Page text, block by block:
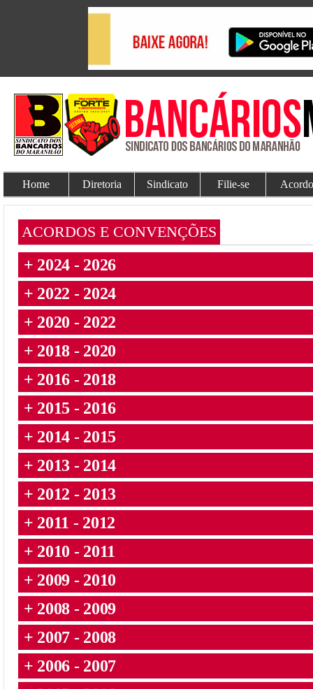
Home Diretoria Sindicato Filie-se
ACORDOS E CONVENÇÕES
+ 2024 - 2026
+ 2022 - 2024
+ 2020 - 2022
+ 2018 - 2020
+ 2016 - 2018
+ 2015 - 2016
+ 2014 - 2015
+ 2013 - 2014
+ 2012 - 2013
+ 2011 - 2012
+ 2010 - 2011
+ 2009 - 2010
+ 2008 - 2009
+ 2007 - 2008
+ 2006 - 2007